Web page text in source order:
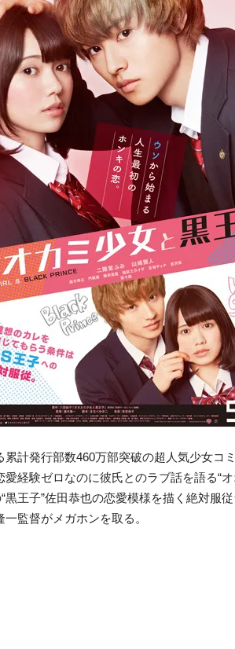
計発行部数460万部突破の超人気少女コ
経験ゼロなのに彼氏とのラブ話を語る“
黒王子”佐田恭也の恋愛模様を描く絶対服
監督がメガホンを取る。